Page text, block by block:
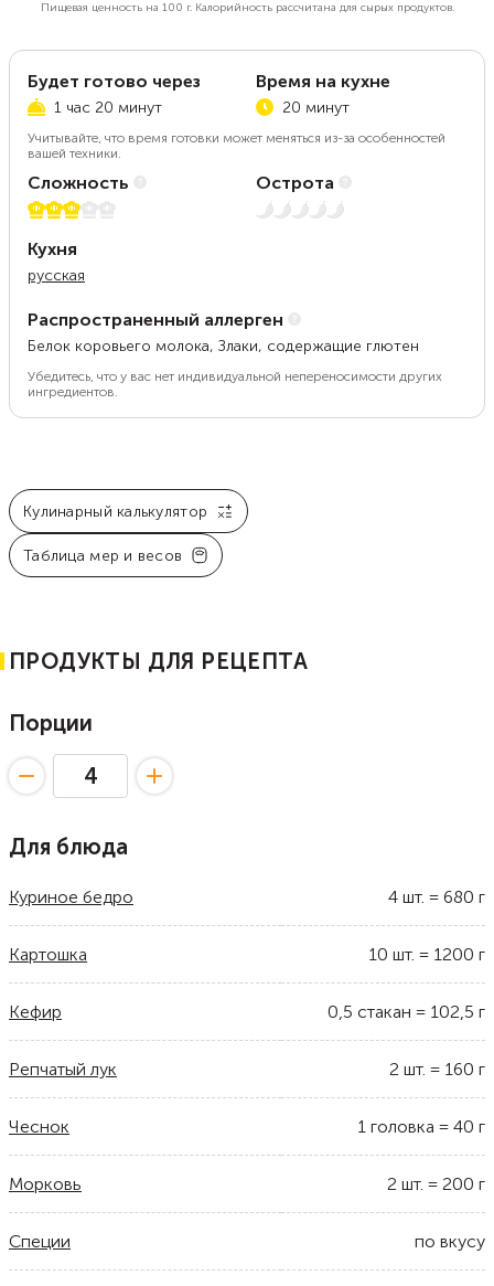
Пищевая ценность на 100 г.Калорийность рассчитана для сырых продуктов.
Будет готово через
1 час 20 минут
Время на кухне
20 минут
Учитывайте, что время готовки может меняться из-за особенностей
вашей техники.
Сложность
3 из 5
Острота
Нет остроты
Кухня
русская
Распространенный аллерген
Белок коровьего молока, Злаки, содержащие глютен
Убедитесь, что у вас нет индивидуальной непереносимости других
ингредиентов.
Кулинарный калькулятор
Таблица мер и весов
ПРОДУКТЫ ДЛЯ РЕЦЕПТА
Порции
Для блюда
Куриное бедро 4 шт. = 680 г
Картошка 10 шт. = 1200 г
Кефир 0,5 стакан = 102,5 г
Репчатый лук 2 шт. = 160 г
Чеснок 1 головка = 40 г
Морковь 2 шт. = 200 г
Специи по вкусу